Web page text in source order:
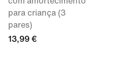
para criança (3
pares)
13,99 €